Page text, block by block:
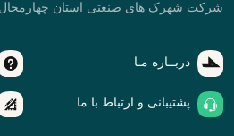
شرکت شهرک های صنعتی استان چهارمحال
دربــاره مـا
پشتیبانی و ارتباط با ما